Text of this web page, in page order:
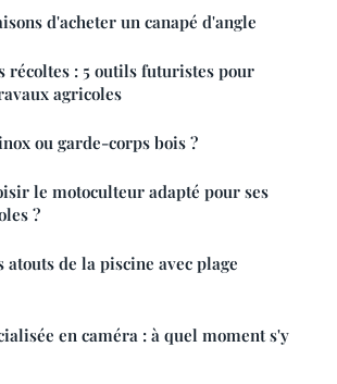
d'acheter un canapé d'angle
récoltes : 5 outils futuristes pour
agricoles
ou garde-corps bois ?
le motoculteur adapté pour ses
?
atouts de la piscine avec plage
en caméra : à quel moment s'y